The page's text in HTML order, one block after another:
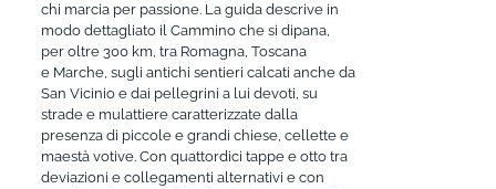
chi marcia per passione. La guida descrive in
modo dettagliato il Cammino che si dipana,
per oltre 300 km, tra Romagna, Toscana
e Marche, sugli antichi sentieri calcati anche da
San Vicinio e dai pellegrini a lui devoti, su
strade e mulattiere caratterizzate dalla
presenza di piccole e grandi chiese, cellette e
maestà votive. Con quattordici tappe e otto tra
deviazioni e collegamenti alternativi e con